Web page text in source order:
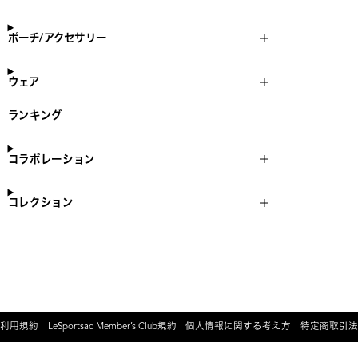
ポーチ/アクセサリー
ウェア
ランキング
コラボレーション
コレクション
利用規約 LeSportsac Member’s Club規約 個人情報に関する考え方 特定商取引